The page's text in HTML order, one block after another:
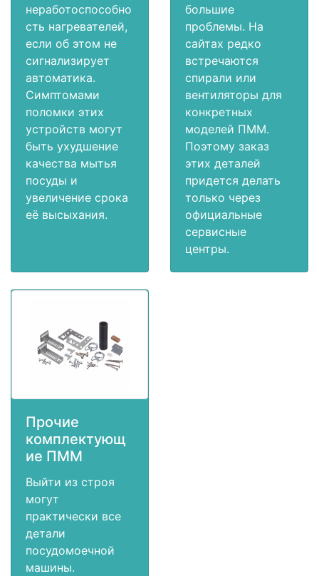
неработоспособно
сть нагревателей,
если об этом не
сигнализирует
автоматика.
Симптомами
поломки этих
устройств могут
быть ухудшение
качества мытья
посуды и
увеличение срока
её высыхания.
большие
проблемы. На
сайтах редко
встречаются
спирали или
вентиляторы для
конкретных
моделей ПММ.
Поэтому заказ
этих деталей
придется делать
только через
официальные
сервисные
центры.
Прочие
комплектующ
ие ПММ
Выйти из строя
могут
практически все
детали
посудомоечной
машины.